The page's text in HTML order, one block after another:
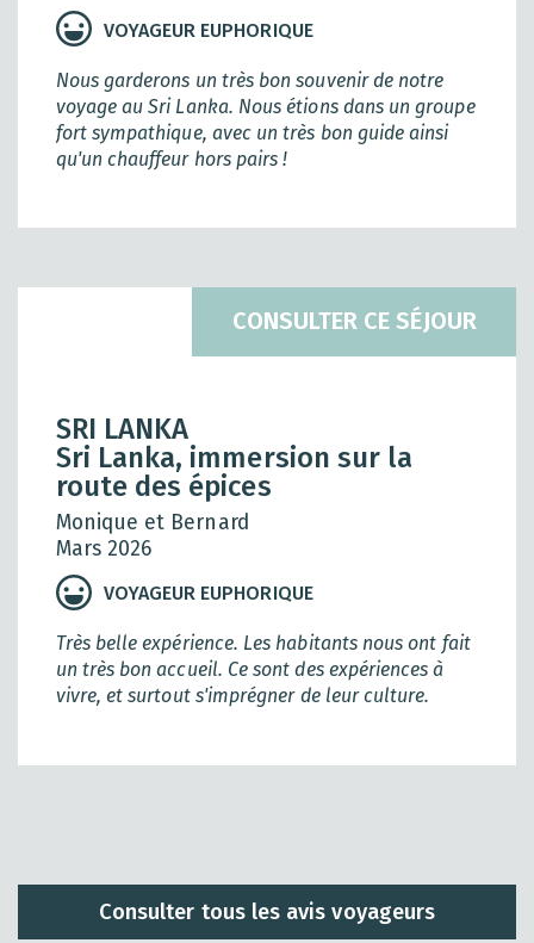
VOYAGEUR EUPHORIQUE
Nous garderons un très bon souvenir de notre
voyage au Sri Lanka. Nous étions dans un groupe
fort sympathique, avec un très bon guide ainsi
qu'un chauffeur hors pairs !
SRI LANKA
Sri Lanka, immersion sur la
route des épices
Monique et Bernard
Mars 2026
VOYAGEUR EUPHORIQUE
Très belle expérience. Les habitants nous ont fait
un très bon accueil. Ce sont des expériences à
vivre, et surtout s'imprégner de leur culture.
CONSULTER CE SÉJOUR
Consulter tous les avis voyageurs